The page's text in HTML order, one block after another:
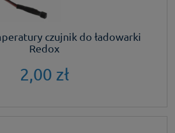
czujnik do ładowarki
Redox
2,00 zł